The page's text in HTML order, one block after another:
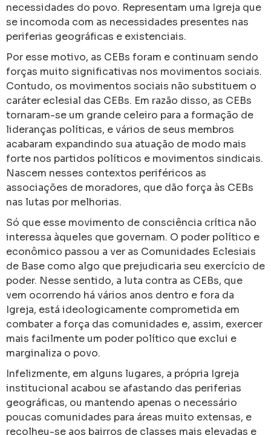
necessidades do povo. Representam uma Igreja que
se incomoda com as necessidades presentes nas
periferias geográficas e existenciais.
Por esse motivo, as CEBs foram e continuam sendo
forças muito significativas nos movimentos sociais.
Contudo, os movimentos sociais não substituem o
caráter eclesial das CEBs. Em razão disso, as CEBs
tornaram-se um grande celeiro para a formação de
lideranças políticas, e vários de seus membros
acabaram expandindo sua atuação de modo mais
forte nos partidos políticos e movimentos sindicais.
Nascem nesses contextos periféricos as
associações de moradores, que dão força às CEBs
nas lutas por melhorias.
Só que esse movimento de consciência crítica não
interessa àqueles que governam. O poder político e
econômico passou a ver as Comunidades Eclesiais
de Base como algo que prejudicaria seu exercício de
poder. Nesse sentido, a luta contra as CEBs, que
vem ocorrendo há vários anos dentro e fora da
Igreja, está ideologicamente comprometida em
combater a força das comunidades e, assim, exercer
mais facilmente um poder político que exclui e
marginaliza o povo.
Infelizmente, em alguns lugares, a própria Igreja
institucional acabou se afastando das periferias
geográficas, ou mantendo apenas o necessário
poucas comunidades para áreas muito extensas, e
recolheu-se aos bairros de classes mais elevadas e